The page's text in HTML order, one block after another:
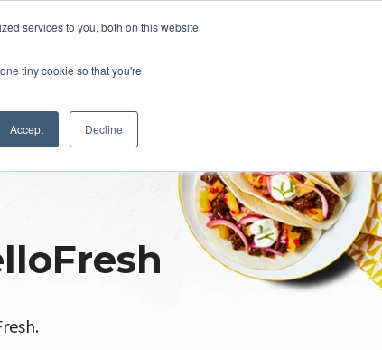
services to you, both on this website
tiny cookie so that you're
Accept Decline